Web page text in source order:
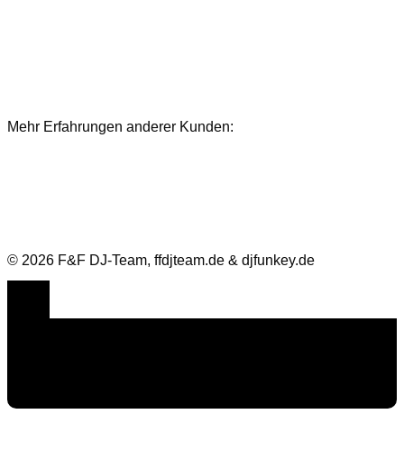
Mehr Erfahrungen anderer Kunden:
© 2026 F&F DJ-Team, ffdjteam.de & djfunkey.de